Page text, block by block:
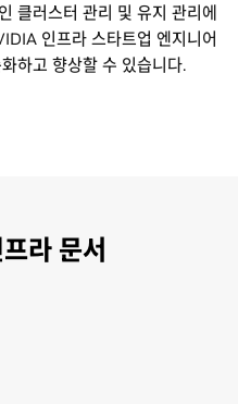
클러스터 관리 및 유지 관리에
인프라 스타트업 엔지니어
하고 향상할 수 있습니다.
라 문서